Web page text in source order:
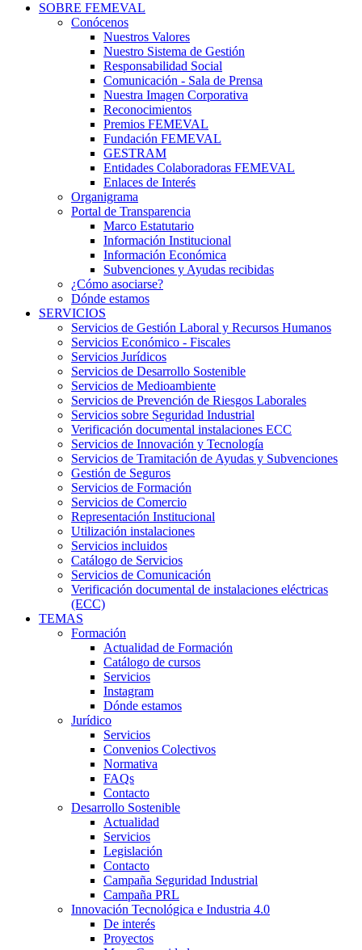
SOBRE FEMEVAL
Conócenos
Nuestros Valores
Nuestro Sistema de Gestión
Responsabilidad Social
Comunicación - Sala de Prensa
Nuestra Imagen Corporativa
Reconocimientos
Premios FEMEVAL
Fundación FEMEVAL
GESTRAM
Entidades Colaboradoras FEMEVAL
Enlaces de Interés
Organigrama
Portal de Transparencia
Marco Estatutario
Información Institucional
Información Económica
Subvenciones y Ayudas recibidas
¿Cómo asociarse?
Dónde estamos
SERVICIOS
Servicios de Gestión Laboral y Recursos Humanos
Servicios Económico - Fiscales
Servicios Jurídicos
Servicios de Desarrollo Sostenible
Servicios de Medioambiente
Servicios de Prevención de Riesgos Laborales
Servicios sobre Seguridad Industrial
Verificación documental instalaciones ECC
Servicios de Innovación y Tecnología
Servicios de Tramitación de Ayudas y Subvenciones
Gestión de Seguros
Servicios de Formación
Servicios de Comercio
Representación Institucional
Utilización instalaciones
Servicios incluidos
Catálogo de Servicios
Servicios de Comunicación
Verificación documental de instalaciones eléctricas
(ECC)
TEMAS
Formación
Actualidad de Formación
Catálogo de cursos
Servicios
Instagram
Dónde estamos
Jurídico
Servicios
Convenios Colectivos
Normativa
FAQs
Contacto
Desarrollo Sostenible
Actualidad
Servicios
Legislación
Contacto
Campaña Seguridad Industrial
Campaña PRL
Innovación Tecnológica e Industria 4.0
De interés
Proyectos